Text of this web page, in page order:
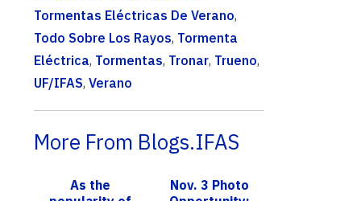
Tormentas Eléctricas De Verano,
Todo Sobre Los Rayos, Tormenta
Eléctrica, Tormentas, Tronar, Trueno,
UF/IFAS, Verano
More From Blogs.IFAS
As the
Nov. 3 Photo